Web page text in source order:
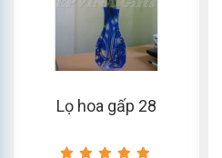
Lọ hoa gấp 28